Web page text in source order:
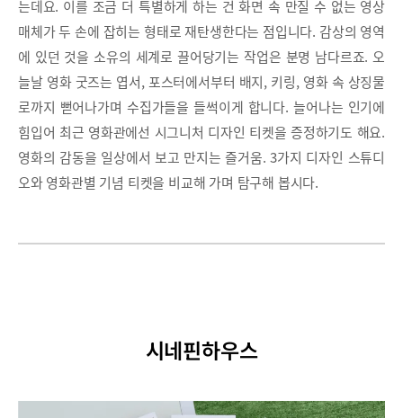
는데요. 이를 조금 더 특별하게 하는 건 화면 속 만질 수 없는 영상
매체가 두 손에 잡히는 형태로 재탄생한다는 점입니다. 감상의 영역
에 있던 것을 소유의 세계로 끌어당기는 작업은 분명 남다르죠. 오
늘날 영화 굿즈는 엽서, 포스터에서부터 배지, 키링, 영화 속 상징물
로까지 뻗어나가며 수집가들을 들썩이게 합니다. 늘어나는 인기에
힘입어 최근 영화관에선 시그니처 디자인 티켓을 증정하기도 해요.
영화의 감동을 일상에서 보고 만지는 즐거움. 3가지 디자인 스튜디
오와 영화관별 기념 티켓을 비교해 가며 탐구해 봅시다.
시네핀하우스